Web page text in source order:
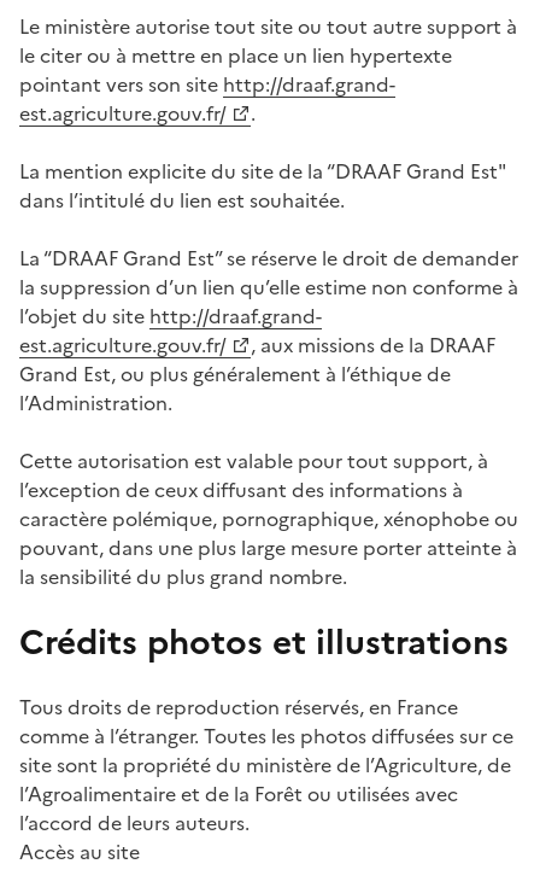
Le ministère autorise tout site ou tout autre support à
le citer ou à mettre en place un lien hypertexte
pointant vers son site http://draaf.grand-
est.agriculture.gouv.fr/
.
La mention explicite du site de la “DRAAF Grand Est"
dans l’intitulé du lien est souhaitée.
La “DRAAF Grand Est” se réserve le droit de demander
la suppression d’un lien qu’elle estime non conforme à
l’objet du site http://draaf.grand-
est.agriculture.gouv.fr/
, aux missions de la DRAAF
Grand Est, ou plus généralement à l’éthique de
l’Administration.
Cette autorisation est valable pour tout support, à
l’exception de ceux diffusant des informations à
caractère polémique, pornographique, xénophobe ou
pouvant, dans une plus large mesure porter atteinte à
la sensibilité du plus grand nombre.
Crédits photos et illustrations
Tous droits de reproduction réservés, en France
comme à l’étranger. Toutes les photos diffusées sur ce
site sont la propriété du ministère de l’Agriculture, de
l’Agroalimentaire et de la Forêt ou utilisées avec
l’accord de leurs auteurs.
Accès au site